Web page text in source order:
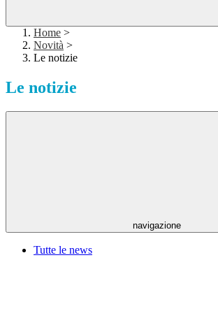
Home >
Novità >
Le notizie
Le notizie
navigazione
Tutte le news